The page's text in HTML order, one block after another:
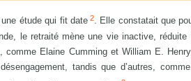
étude qui fit date 2. Elle constatait que
le retraité mène une vie inactive,
Elaine Cumming et William E.
tandis que d’autres,